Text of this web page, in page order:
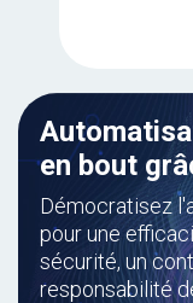
en bout
Démocratisez
pour une
sécurité, un
responsabilité